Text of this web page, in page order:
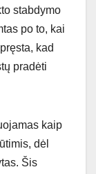
stabdymo
po to, kai
kad
pradėti
kaip
dėl
Šis